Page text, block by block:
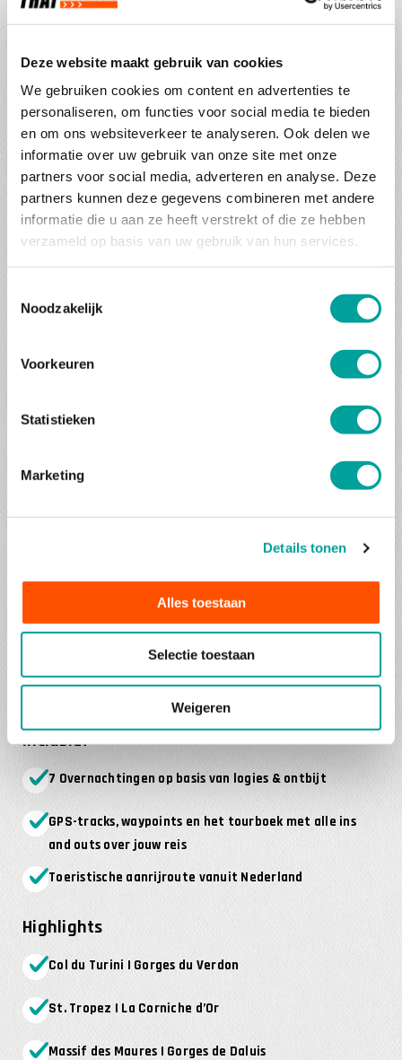
Deze website maakt gebruik van cookies
We gebruiken cookies om content en advertenties te
personaliseren, om functies voor social media te bieden
en om ons websiteverkeer te analyseren. Ook delen we
informatie over uw gebruik van onze site met onze
partners voor social media, adverteren en analyse. Deze
partners kunnen deze gegevens combineren met andere
informatie die u aan ze heeft verstrekt of die ze hebben
verzameld op basis van uw gebruik van hun services.
Noodzakelijk
Voorkeuren
Statistieken
Marketing
Details tonen
Alles toestaan
Selectie toestaan
Weigeren
Wie bij de Provence denkt aan overvolle stranden en druk
verkeer, kent maar een klein deel van deze schitterende
regio. THAT Motortours neemt je mee naar het echte
tien kilometer landinwaarts, ontdek je onbekende
bergwegen, diepe canyons en adembenemende passen die
je motorhart sneller laten kloppen. Zelfs de meest ervaren
tourrijder wordt er stil van!
De mogelijkheden zijn eindeloos: de ene dag stuur je over
bergpassen in de Alpen, de volgende dag ben je heerlijk op
jachten in de haven.
kloof van Europa, en de schilderachtige La Corniche d’Or,
waar de wegen langs de kliffen slingeren met uitzicht op de
azuurblauwe Middellandse Zee. Ook het betoverende Massif
des Maures en de avontuurlijke Gorges de Daluis wachten
Provence kennen: Als een god in Frankrijk!
Afstand Utrecht – Castellane: 1220 km | Brussel –
Castellane: 1040 km
Dagetappes: 220 – 310 km
Inclusief
7 Overnachtingen op basis van logies & ontbijt
GPS-tracks, waypoints en het tourboek met alle ins
and outs over jouw reis
Toeristische aanrijroute vanuit Nederland
Highlights
Col du Turini | Gorges du Verdon
St. Tropez | La Corniche d’Or
Massif des Maures | Gorges de Daluis